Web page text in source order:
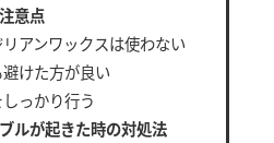
意点
アンワックスは使わない
けた方が良い
っかり行う
ルが起きた時の対処法